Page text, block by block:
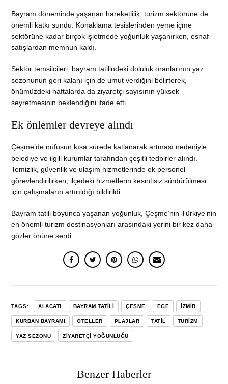
Bayram döneminde yaşanan hareketlilik, turizm sektörüne de
önemli katkı sundu. Konaklama tesislerinden yeme içme
sektörüne kadar birçok işletmede yoğunluk yaşanırken, esnaf
satışlardan memnun kaldı.
Sektör temsilcileri, bayram tatilindeki doluluk oranlarının yaz
sezonunun geri kalanı için de umut verdiğini belirterek,
önümüzdeki haftalarda da ziyaretçi sayısının yüksek
seyretmesinin beklendiğini ifade etti.
Ek önlemler devreye alındı
Çeşme’de nüfusun kısa sürede katlanarak artması nedeniyle
belediye ve ilgili kurumlar tarafından çeşitli tedbirler alındı.
Temizlik, güvenlik ve ulaşım hizmetlerinde ek personel
görevlendirilirken, ilçedeki hizmetlerin kesintisiz sürdürülmesi
için çalışmaların artırıldığı bildirildi.
Bayram tatili boyunca yaşanan yoğunluk, Çeşme’nin Türkiye’nin
en önemli turizm destinasyonları arasındaki yerini bir kez daha
gözler önüne serdi.
TAGS: ALAÇATI BAYRAM TATILI ÇEŞME EGE İZMIR
KURBAN BAYRAMI OTELLER PLAJLAR TATIL TURIZM
YAZ SEZONU ZIYARETÇI YOĞUNLUĞU
Benzer Haberler